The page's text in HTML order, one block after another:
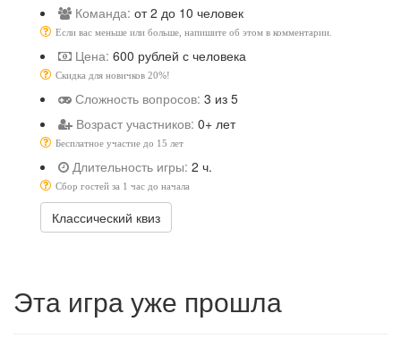
Команда: от 2 до 10 человек
Если вас меньше или больше, напишите об этом в комментарии.
Цена: 600 рублей с человека
Скидка для новичков 20%!
Сложность вопросов: 3 из 5
Возраст участников: 0+ лет
Бесплатное участие до 15 лет
Длительность игры: 2 ч.
Сбор гостей за 1 час до начала
Классический квиз
Эта игра уже прошла